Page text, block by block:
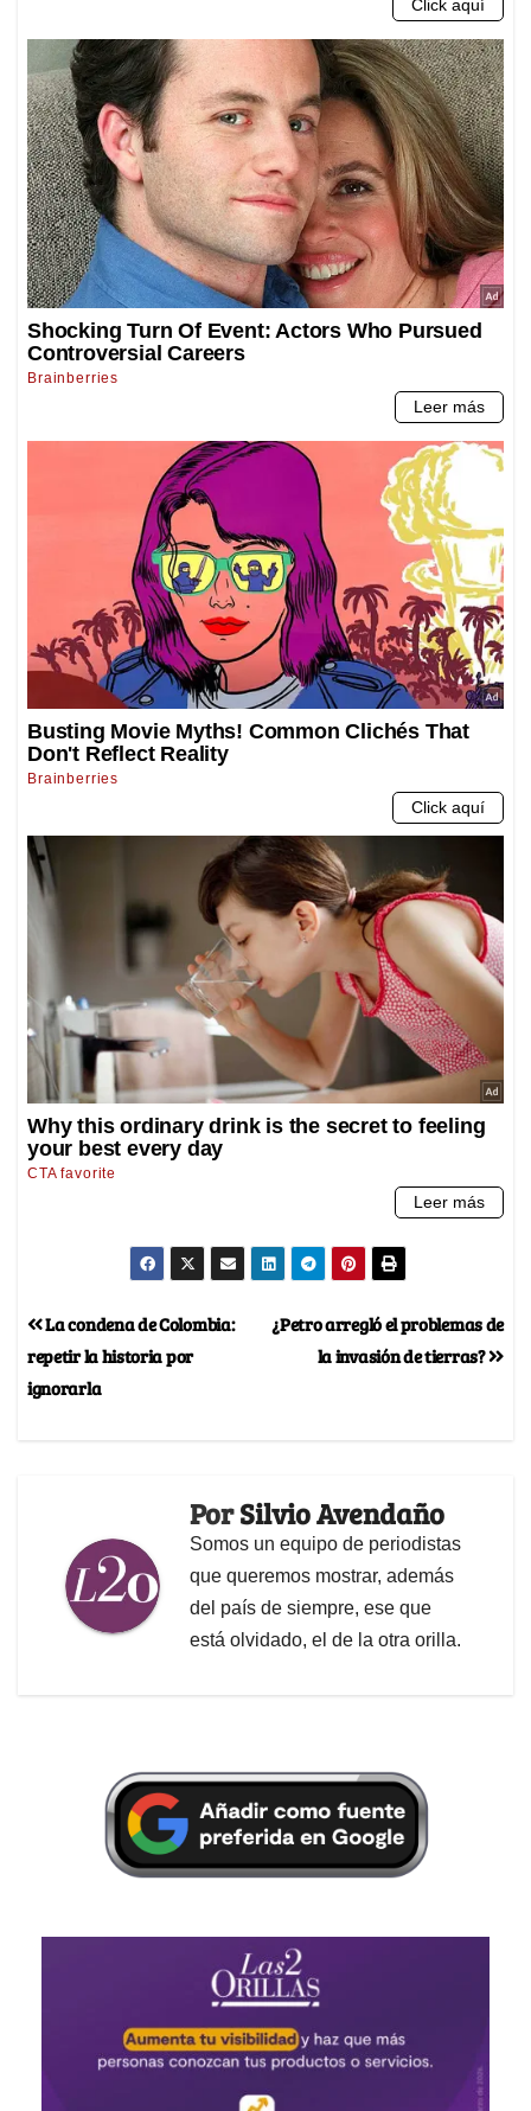
¿Petro arregló el problemas de
la invasión de tierras?
La condena de Colombia:
repetir la historia por
ignorarla
PorSilvio Avendaño
Somos un equipo de periodistas
que queremos mostrar, además
del país de siempre, ese que
está olvidado, el de la otra orilla.